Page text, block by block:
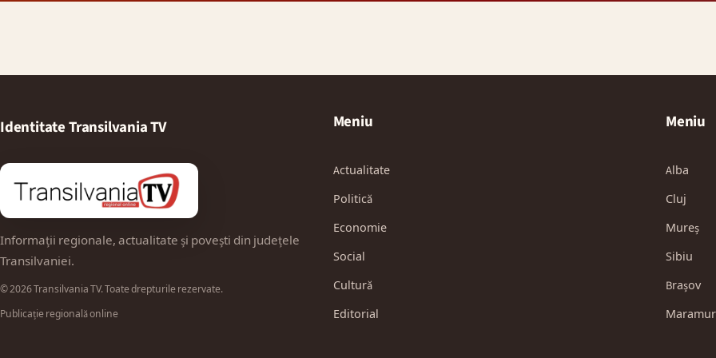
Identitate Transilvania TV
Informații regionale, actualitate și povești din județele
Transilvaniei.
© 2026 Transilvania TV. Toate drepturile rezervate.
Publicație regională online
Meniu
Actualitate
Politică
Economie
Social
Cultură
Editorial
Meniu
Alba
Cluj
Mureș
Sibiu
Brașov